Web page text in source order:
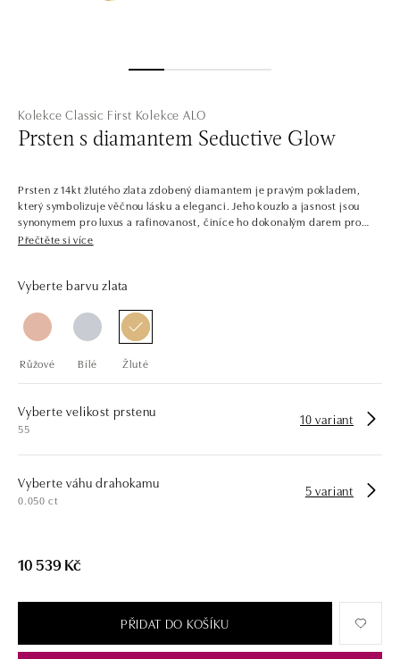
Kolekce Classic First Kolekce ALO
Prsten s diamantem Seductive Glow
Prsten z 14kt žlutého zlata zdobený diamantem je pravým pokladem,
který symbolizuje věčnou lásku a eleganci. Jeho kouzlo a jasnost jsou
synonymem pro luxus a rafinovanost, činíce ho dokonalým darem pro
milovanou osobu. Šperk je součástí kolekce Classic First.
centrálními diamanty v několika barvách. Kolekce Classic First je snadno
náušnic s jedním až třemi dokonale broušenými diamanty a drahými
kameny. Šperky tvoří sladěné sety, ale najdete zde i samostatné kousky,
Společnost ALO diamonds vyrábí v Čechách šperky z diamantů a
opatřen certifikátem pravosti a dodán v luxusním balení. Ať už vybíráte
zásnubní prsten nebo diamantový náramek či náhrdelník, nedarujete s
Přečtěte si více
Vyberte barvu zlata
Růžové Bílé Žluté
Vyberte velikost prstenu
55
10 variant
Vyberte váhu drahokamu
0.050 ct
5 variant
10 539 Kč
PŘIDAT DO KOŠÍKU